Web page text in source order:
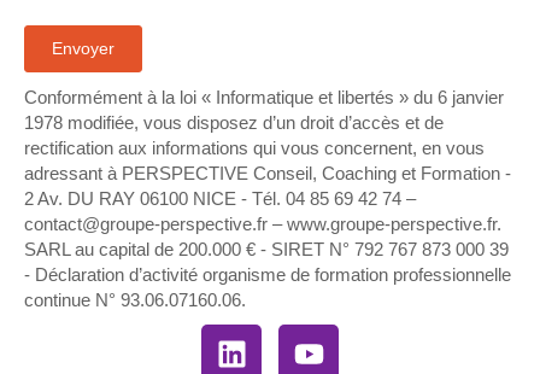
Conformément à la loi « Informatique et libertés » du 6 janvier
1978 modifiée, vous disposez d’un droit d’accès et de
rectification aux informations qui vous concernent, en vous
adressant à PERSPECTIVE Conseil, Coaching et Formation -
2 Av. DU RAY 06100 NICE - Tél. 04 85 69 42 74⁩ –
contact@groupe-perspective.fr – www.groupe-perspective.fr.
SARL au capital de 200.000 € - SIRET N° 792 767 873 000 39
- Déclaration d’activité organisme de formation professionnelle
continue N° 93.06.07160.06.